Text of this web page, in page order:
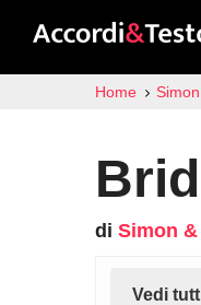
Home
di Simon &
Vedi